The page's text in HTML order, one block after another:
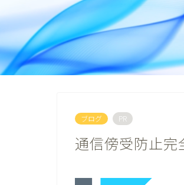
ブログ PR
通信傍受防止